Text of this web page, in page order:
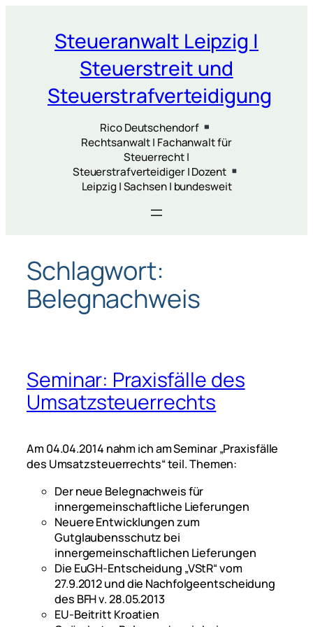
springenSteueranwalt Leipzig |
Steuerstreit und
Steuerstrafverteidigung
Rico Deutschendorf
Rechtsanwalt | Fachanwalt für
Steuerrecht |
Steuerstrafverteidiger | Dozent
Leipzig | Sachsen | bundesweit
Schlagwort:
Belegnachweis
Seminar: Praxisfälle des
Umsatzsteuerrechts
Am 04.04.2014 nahm ich am Seminar „Praxisfälle
des Umsatzsteuerrechts“ teil. Themen:
Der neue Belegnachweis für
innergemeinschaftliche Lieferungen
Neuere Entwicklungen zum
Gutglaubensschutz bei
innergemeinschaftlichen Lieferungen
Die EuGH-Entscheidung „VStR“ vom
27.9.2012 und die Nachfolgeentscheidung
des BFH v. 28.05.2013
EU-Beitritt Kroatien